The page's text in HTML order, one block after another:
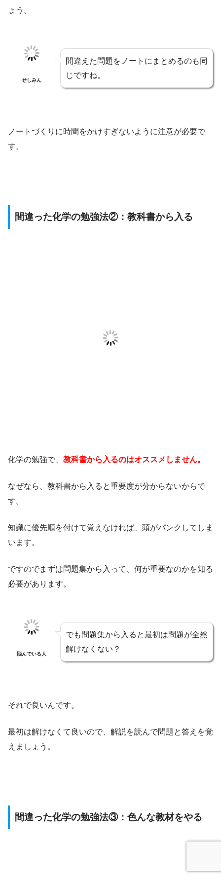
ょう。
せしみん
間違えた問題をノートにまとめるのも同
じですね。
ノートづくりに時間をかけすぎないように注意が必要で
す。
間違った化学の勉強法②：教科書から入る
化学の勉強で、 教科書から入るのはオススメしません。
なぜなら、教科書から入ると重要度が分からないからで
す。
知識に優先順を付けて覚えなければ、頭がパンクしてしま
います。
ですのでまずは問題集から入って、何が重要なのかを知る
必要があります。
悩んでいる人
でも問題集から入ると最初は問題が全然
解けなくない？
それで良いんです。
最初は解けなくて良いので、解説を読んで問題と答えを覚
えましょう。
間違った化学の勉強法③：色んな教材をやる